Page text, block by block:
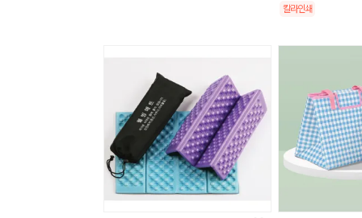
칼라인쇄